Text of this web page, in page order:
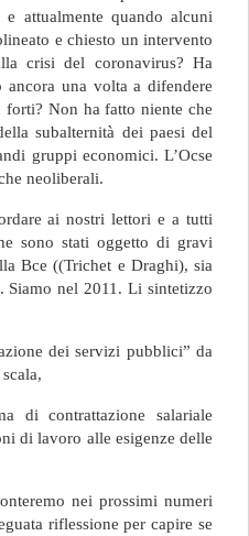
attualmente quando alcuni
e chiesto un intervento
crisi del coronavirus? Ha
ancora una volta a difendere
Non ha fatto niente che
subalternità dei paesi del
gruppi economici. L’Ocse
neoliberali.
ai nostri lettori e a tutti
sono stati oggetto di gravi
Bce ((Trichet e Draghi), sia
Siamo nel 2011. Li sintetizzo
dei servizi pubblici” da
di contrattazione salariale
di lavoro alle esigenze delle
nei prossimi numeri
riflessione per capire se